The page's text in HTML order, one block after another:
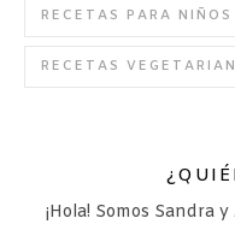
RECETAS PARA NIÑOS
RECETAS
¡Hola! Somos Sandra